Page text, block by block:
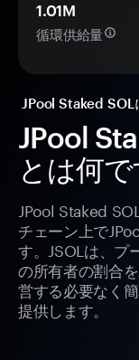
JPool
とは何で
JPool Staked
チェーン上で
す。JSOLは、プ
の所有者の割合
営する必要なく
提供します。
1.01M
循環供給量
JPool Staked SOL